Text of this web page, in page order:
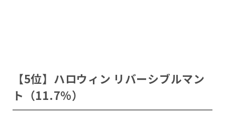
【5位】ハロウィン リバーシブルマン
ト（11.7%）